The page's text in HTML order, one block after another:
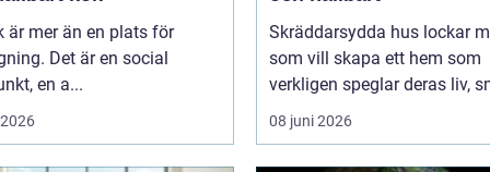
är mer än en plats för
Det är en social
en a...
Skräddarsydda hus lockar
som vill skapa ett hem som
verkligen speglar deras liv,
08 juni 2026